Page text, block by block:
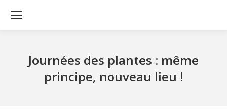
Journées des plantes : même
principe, nouveau lieu !